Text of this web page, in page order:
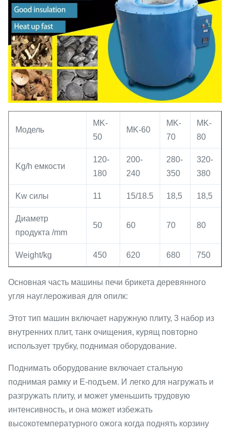
Модель
MK-
50
MK-60
MK-
70
MK-
80
Kg/h емкости
120-
180
200-
240
280-
350
320-
380
Kw силы 11 15/18.5 18,5 18,5
Диаметр
продукта /mm
50 60 70 80
Weight/kg 450 620 680 750
Основная часть машины печи брикета деревянного
угля науглероживая для опилк:
Этот тип машин включает наружную плиту, 3 набор из
внутренних плит, танк очищения, курящ повторно
использует трубку, поднимая оборудование.
Поднимать оборудование включает стальную
поднимая рамку и E-подъем. И легко для нагружать и
разгружать плиту, и может уменьшить трудовую
интенсивность, и она может избежать
высокотемпературного ожога когда поднять корзину